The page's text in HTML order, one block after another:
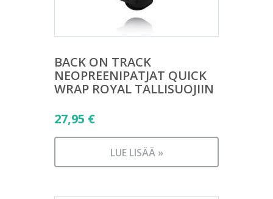
BACK ON TRACK
NEOPREENIPATJAT QUICK
WRAP ROYAL TALLISUOJIIN
27,95 €
LUE LISÄÄ »